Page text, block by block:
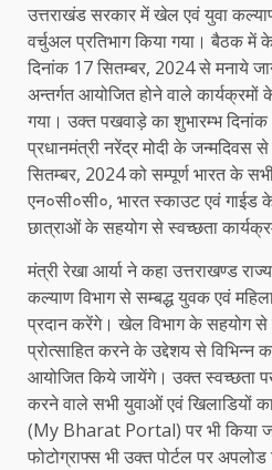
उत्तराखंड सरकार में खेल एवं युवा
वर्चुअल प्रतिभाग किया गया। बैठक में
दिनांक 17 सितम्बर, 2024 से मनाये
अन्तर्गत आयोजित होने वाले कार्यक्रमों
गया। उक्त पखवाड़े का शुभारम्भ
प्रधानमंत्री नरेंद्र मोदी के जन्मदिवस
सितम्बर, 2024 को सम्पूर्ण भारत के
एन०सी०सी०, भारत स्काउट एवं गाईड
छात्राओं के सहयोग से स्वच्छता
मंत्री रेखा आर्या ने कहा उत्तराखण्ड
कल्याण विभाग से सम्बद्ध युवक एवं
प्रदान करेंगे। खेल विभाग के सहयोग से
प्रोत्साहित करने के उद्देशय से विभिन्न
आयोजित किये जायेंगे। उक्त स्वच्छता
करने वाले सभी युवाओं एवं खिलाडियों
(My Bharat Portal) पर भी किया
फोटोग्राफ्स भी उक्त पोर्टल पर